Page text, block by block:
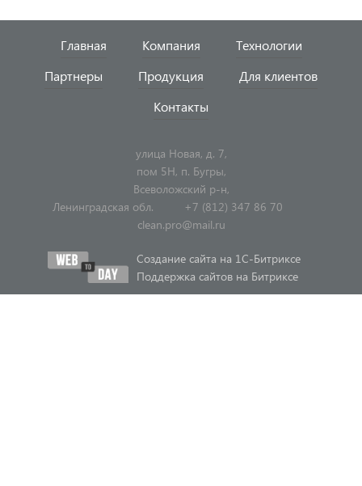
Главная Компания
Технологии
Партнеры
Продукция
Для клиентов
Контакты
улица Новая, д. 7,
пом 5Н, п. Бугры,
Всеволожский р-н,
Ленинградская обл.
+7 (812) 347 86 70
clean.pro@mail.ru
Создание сайта на 1C-Битриксе
Поддержка сайтов на Битриксе